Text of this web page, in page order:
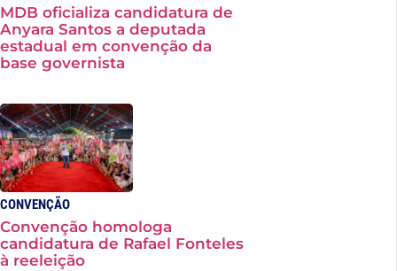
MDB oficializa candidatura de
Anyara Santos a deputada
estadual em convenção da
base governista
CONVENÇÃO
Convenção homologa
candidatura de Rafael Fonteles
à reeleição